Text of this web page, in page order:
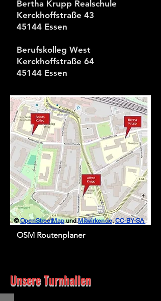
Bertha Krupp Realschule
Kerckhoffstraße 43
45144 Essen
Berufskolleg West
Kerckhoffstraße 64
45144 Essen
©OpenStreetMapundMitwirkende,CC-BY-SA
OSM Routenplaner
Unsere Turnhallen